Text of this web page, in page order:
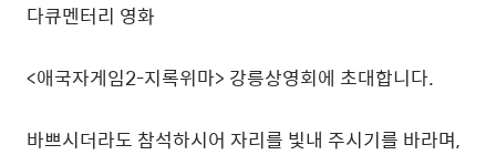
다큐멘터리 영화
<애국자게임2-지록위마> 강릉상영회에 초대합니다.
바쁘시더라도 참석하시어 자리를 빛내 주시기를 바라며,